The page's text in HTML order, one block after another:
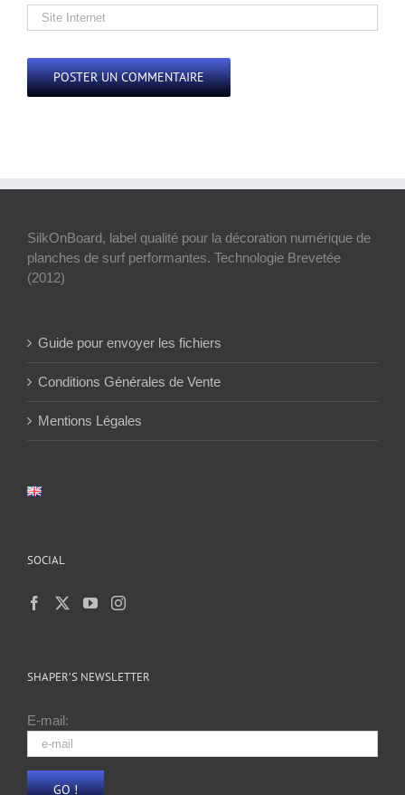
SilkOnBoard, label qualité pour la décoration numérique de
planches de surf performantes. Technologie Brevetée
(2012)
Guide pour envoyer les fichiers
Conditions Générales de Vente
Mentions Légales
SOCIAL
SHAPER’S NEWSLETTER
E-mail: